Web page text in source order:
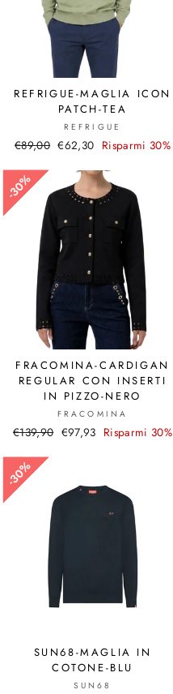
REFRIGUE-MAGLIA ICON
PATCH-TEA
REFRIGUE
Prezzo
listino
€89,00 Prezzo
€62,30 Risparmi 30%
30%
30%
FRACOMINA-CARDIGAN
REGULAR CON INSERTI
IN PIZZO-NERO
FRACOMINA
Prezzo
listino
€139,90 Prezzo
€97,93 Risparmi 30%
30%
30%
SUN68-MAGLIA IN
COTONE-BLU
SUN68